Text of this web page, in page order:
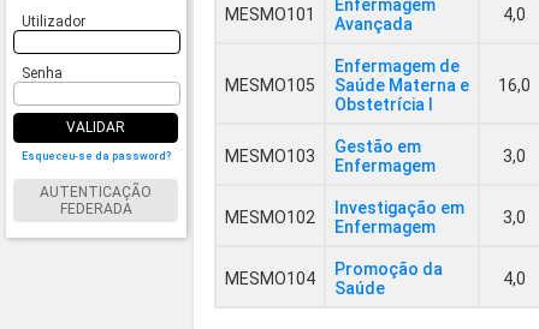
Utilizador
Senha
VALIDAR
Esqueceu-se da password?
AUTENTICAÇÃO
FEDERADA
MESMO101
Enfermagem
Avançada
4,0
MESMO105
Enfermagem de
Saúde Materna e
Obstetrícia I
16,0
MESMO103
Gestão em
Enfermagem
3,0
MESMO102
Investigação em
Enfermagem
3,0
MESMO104
Promoção da
Saúde
4,0